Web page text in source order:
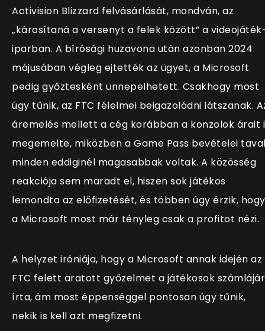
Activision Blizzard felvásárlását, mondván, az
„károsítaná a versenyt a felek között” a
iparban. A bírósági huzavona után azonban 2024
májusában végleg ejtették az ügyet, a Microsoft
pedig győztesként ünnepelhetett. Csakhogy most
úgy tűnik, az FTC félelmei beigazolódni látszanak.
áremelés mellett a cég korábban a konzolok árait
megemelte, miközben a Game Pass bevételei
minden eddiginél magasabbak voltak. A közösség
reakciója sem maradt el, hiszen sok játékos
lemondta az előfizetését, és többen úgy érzik, hogy
a Microsoft most már tényleg csak a profitot nézi.
A helyzet iróniája, hogy a Microsoft annak idején az
FTC felett aratott győzelmet a játékosok
írta, ám most éppenséggel pontosan úgy tűnik,
nekik is kell azt megfizetni.